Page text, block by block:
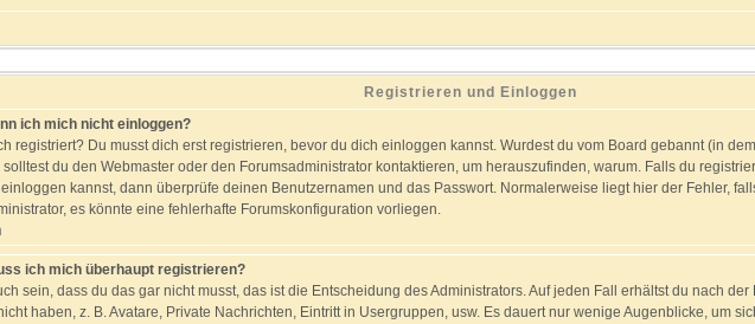
Registrieren und Einloggen
ich mich nicht einloggen?
registriert? Du musst dich erst registrieren, bevor du dich einloggen kannst. Wurdest du vom Board gebannt (in
solltest du den Webmaster oder den Forumsadministrator kontaktieren, um herauszufinden, warum. Falls du
kannst, dann überprüfe deinen Benutzernamen und das Passwort. Normalerweise liegt hier der Fehler,
es könnte eine fehlerhafte Forumskonfiguration vorliegen.
ich mich überhaupt registrieren?
sein, dass du das gar nicht musst, das ist die Entscheidung des Administrators. Auf jeden Fall erhältst du nach
haben, z. B. Avatare, Private Nachrichten, Eintritt in Usergruppen, usw. Es dauert nur wenige Augenblicke, um